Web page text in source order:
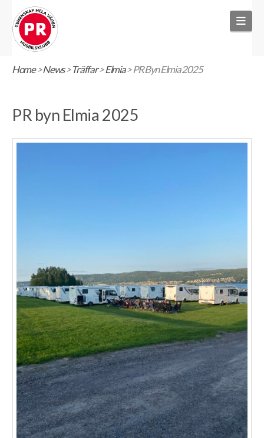
Home>News>Träffar>Elmia>PR Byn Elmia 2025
PR byn Elmia 2025